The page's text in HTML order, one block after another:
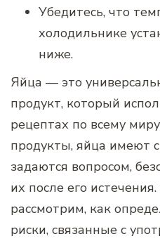
Убедитесь, что
холодильнике
ниже.
Яйца — это
продукт, который
рецептах по всему
продукты, яйца имеют
задаются вопросом,
их после его
рассмотрим, как
риски, связанные с